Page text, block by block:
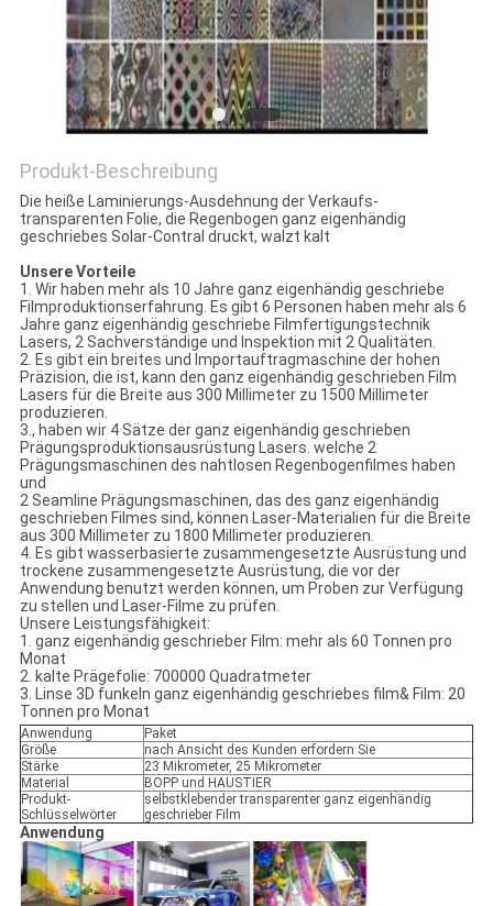
Produkt-Beschreibung
Die heiße Laminierungs-Ausdehnung der Verkaufs-
transparenten Folie, die Regenbogen ganz eigenhändig
geschriebes Solar-Contral druckt, walzt kalt
Unsere Vorteile
1. Wir haben mehr als 10 Jahre ganz eigenhändig geschriebe
Filmproduktionserfahrung. Es gibt 6 Personen haben mehr als 6
Jahre ganz eigenhändig geschriebe Filmfertigungstechnik
Lasers, 2 Sachverständige und Inspektion mit 2 Qualitäten.
2. Es gibt ein breites und Importauftragmaschine der hohen
Präzision, die ist, kann den ganz eigenhändig geschrieben Film
Lasers für die Breite aus 300 Millimeter zu 1500 Millimeter
produzieren.
3., haben wir 4 Sätze der ganz eigenhändig geschrieben
Prägungsproduktionsausrüstung Lasers. welche 2
Prägungsmaschinen des nahtlosen Regenbogenfilmes haben
und
2 Seamline Prägungsmaschinen, das des ganz eigenhändig
geschrieben Filmes sind, können Laser-Materialien für die Breite
aus 300 Millimeter zu 1800 Millimeter produzieren.
4. Es gibt wasserbasierte zusammengesetzte Ausrüstung und
trockene zusammengesetzte Ausrüstung, die vor der
Anwendung benutzt werden können, um Proben zur Verfügung
zu stellen und Laser-Filme zu prüfen.
Unsere Leistungsfähigkeit:
1. ganz eigenhändig geschrieber Film: mehr als 60 Tonnen pro
Monat
2. kalte Prägefolie: 700000 Quadratmeter
3. Linse 3D funkeln ganz eigenhändig geschriebes film& Film: 20
Tonnen pro Monat
Anwendung
Paket
Größe
nach Ansicht des Kunden erfordern Sie
Stärke
23 Mikrometer, 25 Mikrometer
Material
BOPP und HAUSTIER
Produkt-
Schlüsselwörter
selbstklebender transparenter ganz eigenhändig
geschrieber Film
Anwendung